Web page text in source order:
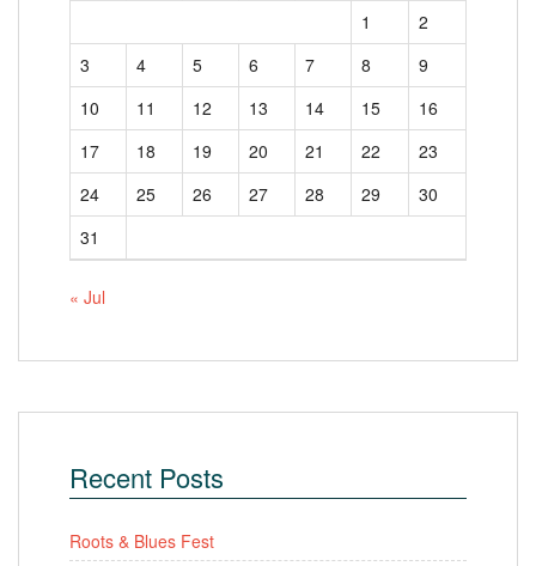
1
2
3
4 5 6 7 8
9
10
11 12 13 14 15
16
17
18 19 20 21 22
23
24
25 26 27 28 29
30
31
« Jul
Recent Posts
Roots & Blues Fest